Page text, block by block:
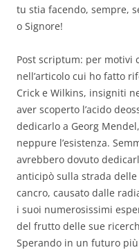
tu stia facendo, sempre,
o Signore!
Post scriptum: per motivi
nell’articolo cui ho fatto
Crick e Wilkins, insigniti
aver scoperto l’acido
dedicarlo a Georg
neppure l’esistenza.
avrebbero dovuto
anticipò sulla strada
cancro, causato dalle
i suoi numerosissimi
del frutto delle sue
Sperando in un futuro